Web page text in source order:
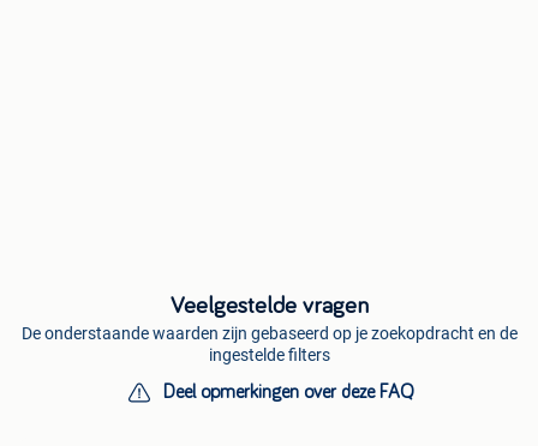
Veelgestelde vragen
De onderstaande waarden zijn gebaseerd op je zoekopdracht en de
ingestelde filters
Deel opmerkingen over deze FAQ